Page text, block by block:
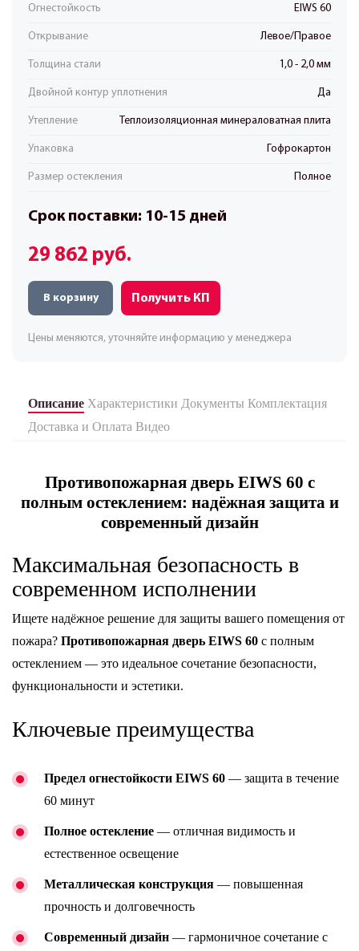
Огнестойкость EIWS 60
Открывание Левое/Правое
Толщина стали 1,0 - 2,0 мм
Двойной контур уплотнения Да
Утепление Теплоизоляционная минераловатная плита
Упаковка Гофрокартон
Размер остекления Полное
Срок поставки: 10-15 дней
29 862 руб.
В корзину Получить КП
Цены меняются, уточняйте информацию у менеджера
Описание Характеристики Документы Комплектация
Доставка и Оплата Видео
Противопожарная дверь EIWS 60 с
полным остеклением: надёжная защита и
современный дизайн
Максимальная безопасность в
современном исполнении
Ищете надёжное решение для защиты вашего помещения от
пожара? Противопожарная дверь EIWS 60 с полным
остеклением — это идеальное сочетание безопасности,
функциональности и эстетики.
Ключевые преимущества
Предел огнестойкости EIWS 60 — защита в течение
60 минут
Полное остекление — отличная видимость и
естественное освещение
Металлическая конструкция — повышенная
прочность и долговечность
Современный дизайн — гармоничное сочетание с